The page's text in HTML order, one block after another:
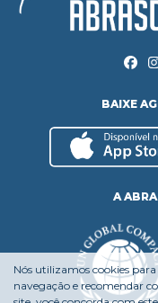
BAIXE
A
Nós utilizamos cookies
navegação e recomendar